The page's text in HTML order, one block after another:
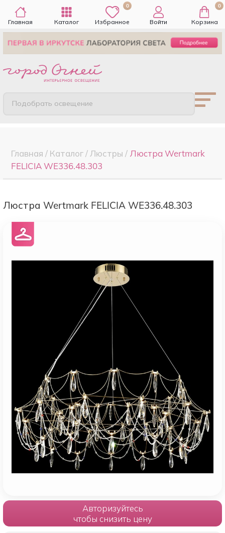
Главная Каталог
0
Избранное Войти
0
Корзина
Подобрать освещение
Главная / Каталог/ Люстры / Люстра Wertmark
FELICIA WE336.48.303
Люстра Wertmark FELICIA WE336.48.303
Авторизуйтесь
чтобы снизить цену